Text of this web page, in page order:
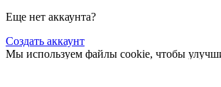
Еще нет аккаунта?
Создать аккаунт
Мы используем файлы cookie, чтобы